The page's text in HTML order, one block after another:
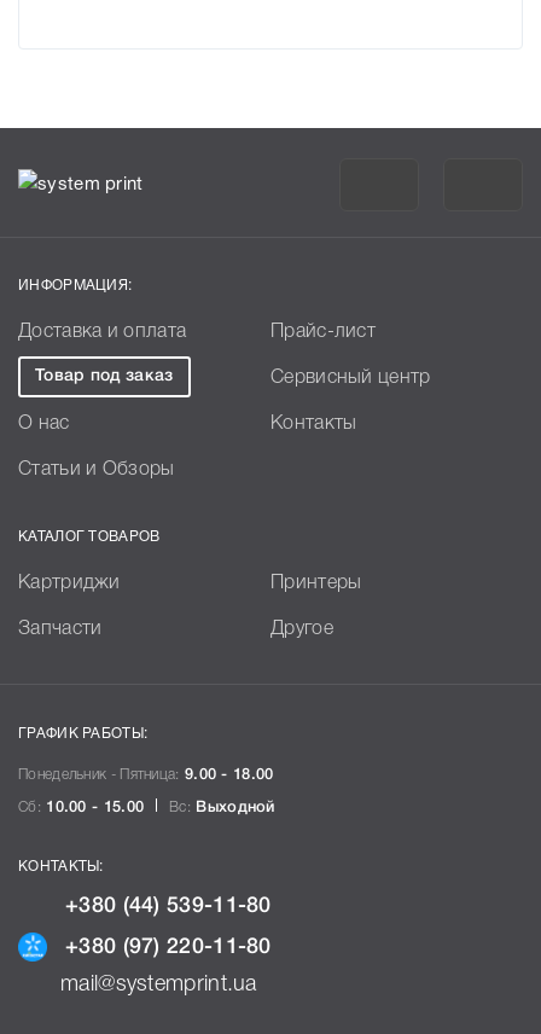
ИНФОРМАЦИЯ:
Доставка и оплата Прайс-лист
Товар под заказ Сервисный центр
О нас Контакты
Статьи и Обзоры
КАТАЛОГ ТОВАРОВ
Картриджи Принтеры
Запчасти Другое
ГРАФИК РАБОТЫ:
Понедельник - Пятница: 9.00 - 18.00
Сб: 10.00 - 15.00 Вс: Выходной
КОНТАКТЫ:
+380 (44) 539-11-80
+380 (97) 220-11-80
mail@systemprint.ua